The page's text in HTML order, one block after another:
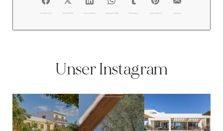
FACEBOOK @TWITTER @LINKEDIN @WHATSAPP @TUMBLR @PINTEREST @EMAIL
Unser Instagram